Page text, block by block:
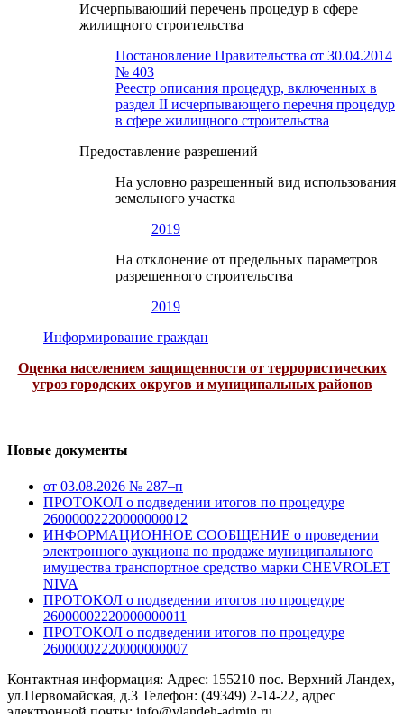
Исчерпывающий перечень процедур в сфере
жилищного строительства
Постановление Правительства от 30.04.2014
№ 403
Реестр описания процедур, включенных в
раздел II исчерпывающего перечня процедур
в сфере жилищного строительства
Предоставление разрешений
На условно разрешенный вид использования
земельного участка
2019
На отклонение от предельных параметров
разрешенного строительства
2019
Информирование граждан
Оценка населением защищенности от террористических
угроз городских округов и муниципальных районов
Новые документы
от 03.08.2026 № 287–п
ПРОТОКОЛ о подведении итогов по процедуре
26000002220000000012
ИНФОРМАЦИОННОЕ СООБЩЕНИЕ о проведении
электронного аукциона по продаже муниципального
имущества транспортное средство марки CHEVROLET
NIVA
ПРОТОКОЛ о подведении итогов по процедуре
26000002220000000011
ПРОТОКОЛ о подведении итогов по процедуре
26000002220000000007
Контактная информация: Адрес: 155210 пос. Верхний Ландех,
ул.Первомайская, д.3 Телефон: (49349) 2-14-22, адрес